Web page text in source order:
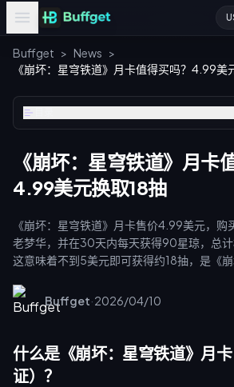
Buffget > News >
《崩坏：星穹铁道》月卡值得买吗？4.99美
《崩坏：星穹铁道》月卡
4.99美元换取18抽
《崩坏：星穹铁道》月卡售价4.99美元，
老梦华，并在30天内每天获得90星琼，总
这意味着不到5美元即可获得约18抽，是《崩
建议跳过的玩家群体。
Buffget·2026/04/10
什么是《崩坏：星穹铁道》月
证）？